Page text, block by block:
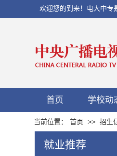
欢迎您的到来！电大中专
首页 学校动
当前位置： 首页 >> 招生
就业推荐